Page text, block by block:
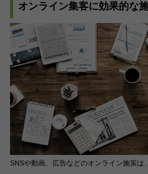
オンライン集客に効果的な
SNSや動画、広告などのオンライン施策は